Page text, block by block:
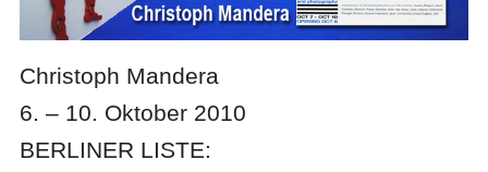
Christoph Mandera
6. – 10. Oktober 2010
BERLINER LISTE: